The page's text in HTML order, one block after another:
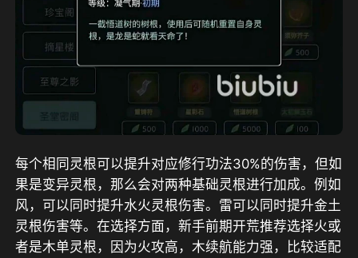
每个相同灵根可以提升对应修行功法30%的伤害，但如
果是变异灵根，那么会对两种基础灵根进行加成。例如
风，可以同时提升水火灵根伤害。雷可以同时提升金土
灵根伤害等。在选择方面，新手前期开荒推荐选择火或
者是木单灵根，因为火攻高，木续航能力强，比较适配